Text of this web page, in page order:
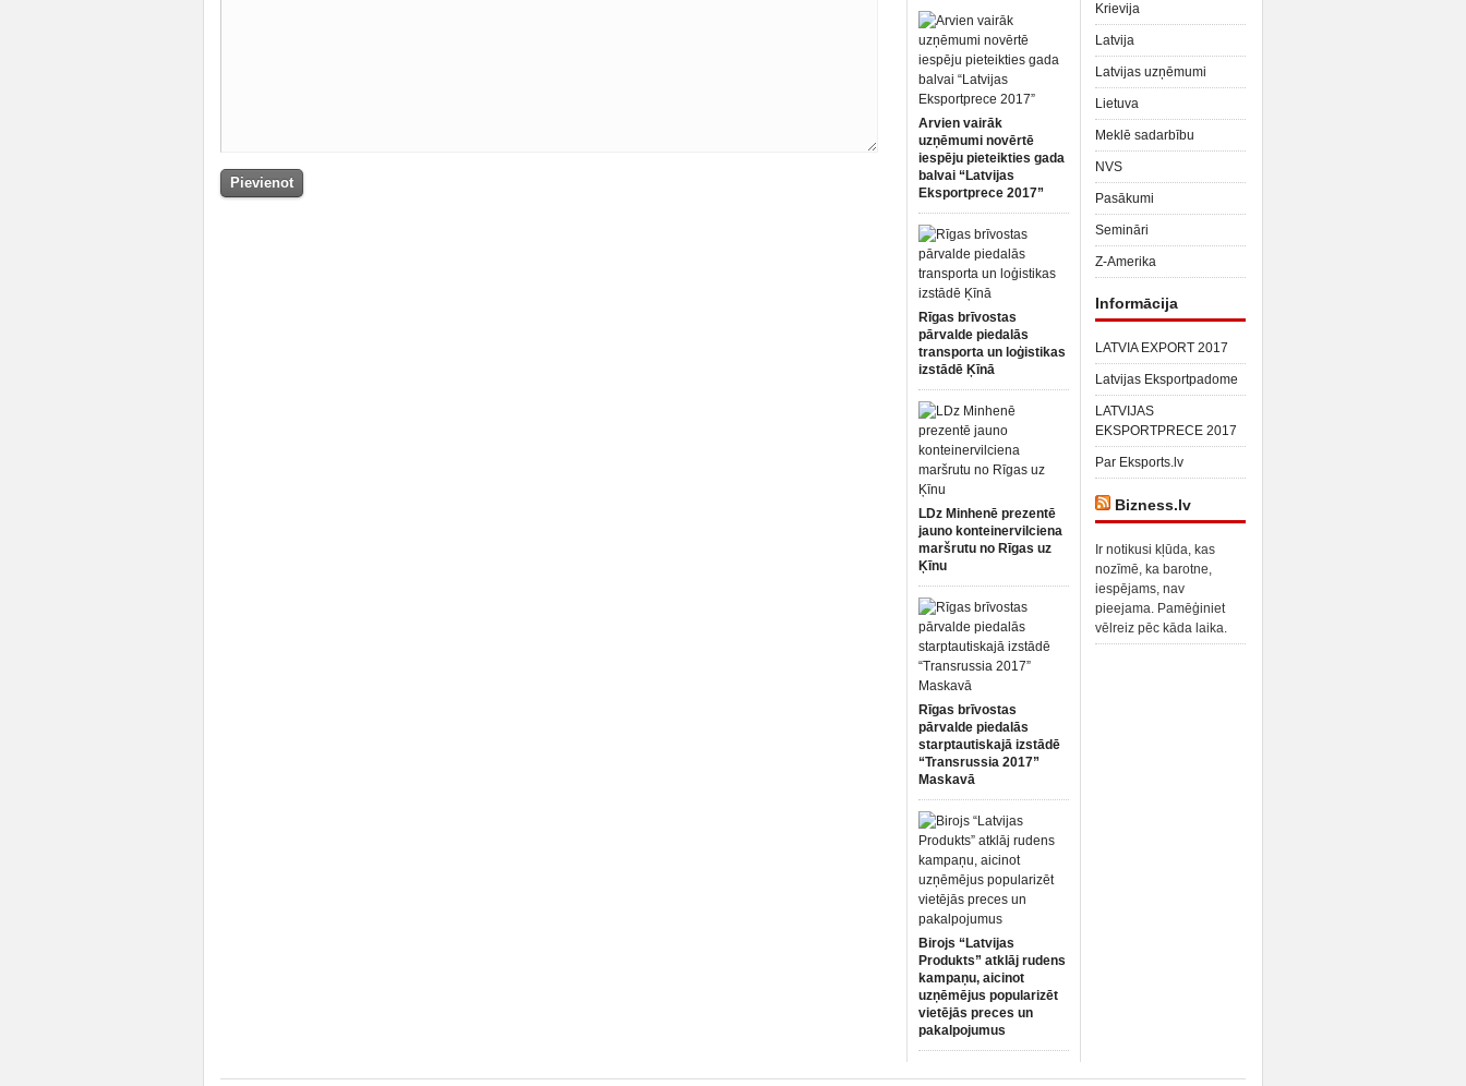
Arvien vairāk
uzņēmumi novērtē
iespēju pieteikties gada
balvai “Latvijas
Eksportprece 2017”
Rīgas brīvostas
pārvalde piedalās
transporta un loģistikas
izstādē Ķīnā
LDz Minhenē prezentē
jauno konteinervilciena
maršrutu no Rīgas uz
Ķīnu
Rīgas brīvostas
pārvalde piedalās
starptautiskajā izstādē
“Transrussia 2017”
Maskavā
Birojs “Latvijas
Produkts” atklāj rudens
kampaņu, aicinot
uzņēmējus popularizēt
vietējās preces un
pakalpojumus
Krievija
Latvija
Latvijas uzņēmumi
Lietuva
Meklē sadarbību
NVS
Pasākumi
Semināri
Z-Amerika
Informācija
LATVIA EXPORT 2017
Latvijas Eksportpadome
LATVIJAS
EKSPORTPRECE 2017
Par Eksports.lv
Bizness.lv
Ir notikusi kļūda, kas
nozīmē, ka barotne,
iespējams, nav
pieejama. Pamēģiniet
vēlreiz pēc kāda laika.